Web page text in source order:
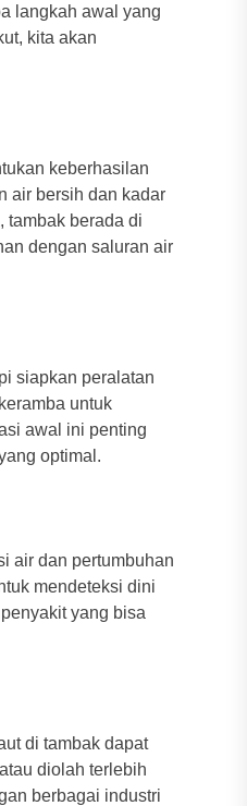
langkah awal yang
kita akan
keberhasilan
air bersih dan kadar
tambak berada di
dengan saluran air
siapkan peralatan
untuk
awal ini penting
optimal.
air dan pertumbuhan
mendeteksi dini
yang bisa
di tambak dapat
diolah terlebih
berbagai industri